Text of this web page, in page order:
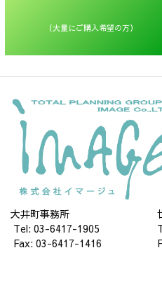
（大量にご購入希望の方）
大井町事務所
Tel: 03-6417-1905
Fax: 03-6417-1416